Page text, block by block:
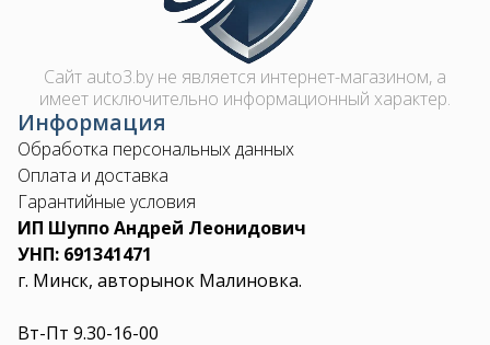
Сайт auto3.by не является интернет-магазином, а
имеет исключительно информационный характер.
Информация
Обработка персональных данных
Оплата и доставка
Гарантийные условия
ИП Шуппо Андрей Леонидович
УНП: 691341471
г. Минск, авторынок Малиновка.
Вт-Пт 9.30-16-00